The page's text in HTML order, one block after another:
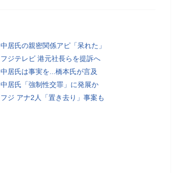
中居氏の親密関係アピ「呆れた」
フジテレビ 港元社長らを提訴へ
中居氏は事実を...橋本氏が言及
中居氏「強制性交罪」に発展か
フジ アナ2人「置き去り」事案も